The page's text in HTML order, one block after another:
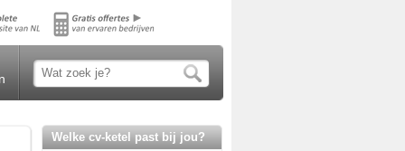
Welke cv-ketel past bij jou?